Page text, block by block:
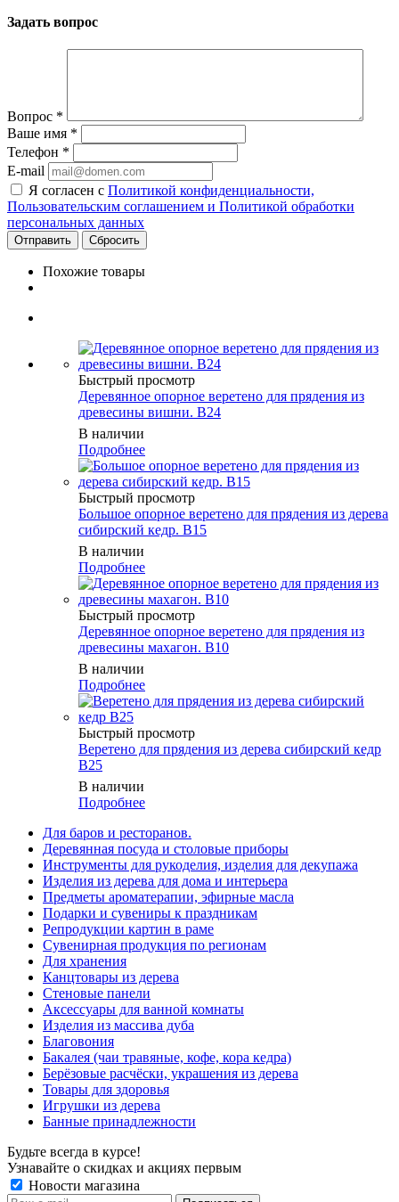
Задать вопрос
Вопрос *
Ваше имя *
Телефон *
E-mail
Я согласен с Политикой конфиденциальности,
Пользовательским соглашением и Политикой обработки
персональных данных
Сбросить
Похожие товары
Быстрый просмотр
Деревянное опорное веретено для прядения из
древесины вишни. B24
В наличии
Подробнее
Быстрый просмотр
Большое опорное веретено для прядения из дерева
сибирский кедр. B15
В наличии
Подробнее
Быстрый просмотр
Деревянное опорное веретено для прядения из
древесины махагон. B10
В наличии
Подробнее
Быстрый просмотр
Веретено для прядения из дерева сибирский кедр
B25
В наличии
Подробнее
Для баров и ресторанов.
Деревянная посуда и столовые приборы
Инструменты для рукоделия, изделия для декупажа
Изделия из дерева для дома и интерьера
Предметы ароматерапии, эфирные масла
Подарки и сувениры к праздникам
Репродукции картин в раме
Сувенирная продукция по регионам
Для хранения
Канцтовары из дерева
Стеновые панели
Аксессуары для ванной комнаты
Изделия из массива дуба
Благовония
Бакалея (чаи травяные, кофе, кора кедра)
Берёзовые расчёски, украшения из дерева
Товары для здоровья
Игрушки из дерева
Банные принадлежности
Будьте всегда в курсе!
Узнавайте о скидках и акциях первым
Новости магазина